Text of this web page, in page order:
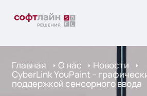
Главная О нас Новости
CyberLink YouPaint –
поддержкой сенсорного ввода